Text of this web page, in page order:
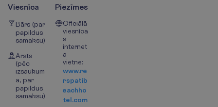
Viesnīca
Bārs (par
papildus
samaksu)
Ārsts
(pēc
izsaukum
a, par
papildus
samaksu)
Piezīmes
Oficiālā
viesnīca
s
internet
a
vietne:
www.re
rspatib
eachho
tel.com